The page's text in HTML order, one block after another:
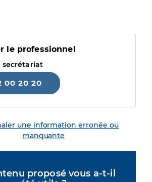
le professionnel
secrétariat
00 20 20
une information erronée ou
manquante
proposé vous a-t-il